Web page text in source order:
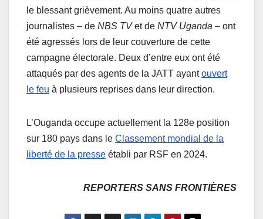
le blessant grièvement. Au moins quatre autres
journalistes – de NBS TVet de NTV Uganda – ont
été agressés lors de leur couverture de cette
campagne électorale. Deux d’entre eux ont été
attaqués par des agents de la JATT ayantouvert
le feu à plusieurs reprises dans leur direction.
L’Ouganda occupe actuellement la 128e position
sur 180 pays dans le Classement mondial de la
liberté de la presse établi par RSF en 2024.
REPORTERS SANS FRONTIÈRES